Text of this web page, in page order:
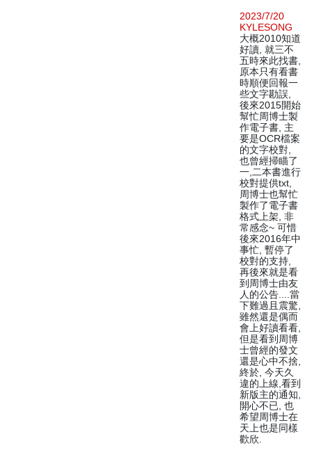
2023/7/20
KYLESONG
大概2010知道
好讀, 就三不
五時來此找書,
原本只有看書
時順便回報一
些文字勘誤,
後來2015開始
幫忙周博士製
作電子書, 主
要是OCR檔案
的文字校對,
也曾經掃瞄了
一,二本書進行
校對提供txt,
周博士也幫忙
製作了電子書
格式上架, 非
常感念~ 可惜
後來2016年中
事忙, 暫停了
校對的支持,
再後來就是看
到周博士由友
人的公告....當
下難過且震驚,
雖然還是偶而
會上好讀看看,
但是看到周博
士曾經的發文
還是心中不捨,
終於, 今天久
違的上線,看到
新版主的通知,
開心不已, 也
希望周博士在
天上也是同樣
歡欣.